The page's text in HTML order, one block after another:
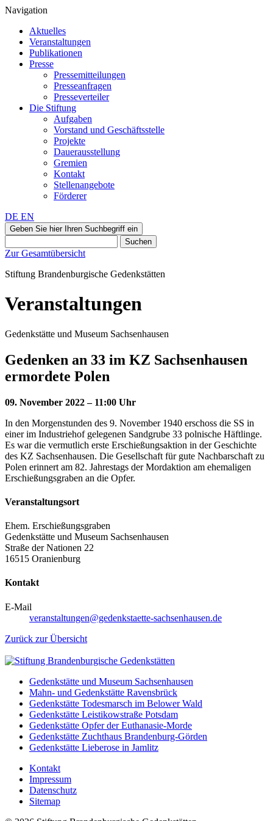
Navigation
Aktuelles
Veranstaltungen
Publikationen
Presse
Pressemitteilungen
Presseanfragen
Presseverteiler
Die Stiftung
Aufgaben
Vorstand und Geschäftsstelle
Projekte
Dauerausstellung
Gremien
Kontakt
Stellenangebote
Förderer
DE EN
Geben Sie hier Ihren Suchbegriff ein
Suchen
Zur Gesamtübersicht
Stiftung Brandenburgische Gedenkstätten
Veranstaltungen
Gedenkstätte und Museum Sachsenhausen
Gedenken an 33 im KZ Sachsenhausen
ermordete Polen
09. November 2022 – 11:00 Uhr
In den Morgenstunden des 9. November 1940 erschoss die SS in
einer im Industriehof gelegenen Sandgrube 33 polnische Häftlinge.
Es war die vermutlich erste Erschießungsaktion in der Geschichte
des KZ Sachsenhausen. Die Gesellschaft für gute Nachbarschaft zu
Polen erinnert am 82. Jahrestags der Mordaktion am ehemaligen
Erschießungsgraben an die Opfer.
Veranstaltungsort
Ehem. Erschießungsgraben
Gedenkstätte und Museum Sachsenhausen
Straße der Nationen 22
16515 Oranienburg
Kontakt
E-Mail
veranstaltungen@gedenkstaette-sachsenhausen.de
Zurück zur Übersicht
Gedenkstätte und Museum Sachsenhausen
Mahn- und Gedenkstätte Ravensbrück
Gedenkstätte Todesmarsch im Belower Wald
Gedenkstätte Leistikowstraße Potsdam
Gedenkstätte Opfer der Euthanasie-Morde
Gedenkstätte Zuchthaus Brandenburg-Görden
Gedenkstätte Lieberose in Jamlitz
Kontakt
Impressum
Datenschutz
Sitemap